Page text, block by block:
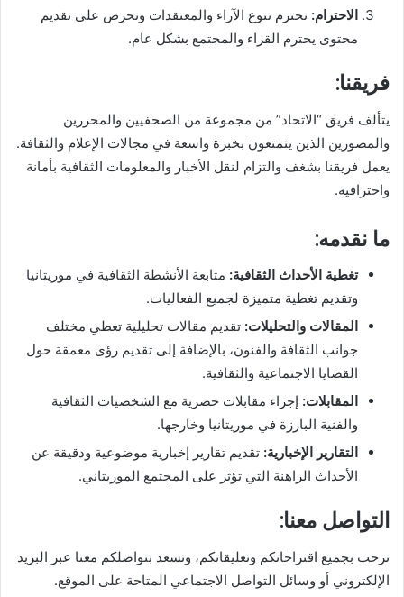
الاحترام: نحترم تنوع الآراء والمعتقدات ونحرص على تقديم
محتوى يحترم القراء والمجتمع بشكل عام.
فريقنا:
يتألف فريق “الاتحاد” من مجموعة من الصحفيين والمحررين
والمصورين الذين يتمتعون بخبرة واسعة في مجالات الإعلام والثقافة.
يعمل فريقنا بشغف والتزام لنقل الأخبار والمعلومات الثقافية بأمانة
واحترافية.
ما نقدمه:
تغطية الأحداث الثقافية: متابعة الأنشطة الثقافية في موريتانيا
وتقديم تغطية متميزة لجميع الفعاليات.
المقالات والتحليلات: تقديم مقالات تحليلية تغطي مختلف
جوانب الثقافة والفنون، بالإضافة إلى تقديم رؤى معمقة حول
القضايا الاجتماعية والثقافية.
المقابلات: إجراء مقابلات حصرية مع الشخصيات الثقافية
والفنية البارزة في موريتانيا وخارجها.
التقارير الإخبارية: تقديم تقارير إخبارية موضوعية ودقيقة عن
الأحداث الراهنة التي تؤثر على المجتمع الموريتاني.
التواصل معنا:
نرحب بجميع اقتراحاتكم وتعليقاتكم، ونسعد بتواصلكم معنا عبر البريد
الإلكتروني أو وسائل التواصل الاجتماعي المتاحة على الموقع.